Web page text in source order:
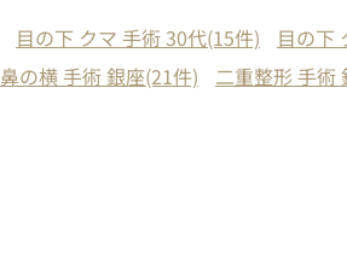
目の下 クマ 手術 30代(15件)
目の下
鼻の横 手術 銀座(21件) 二重整形 手術